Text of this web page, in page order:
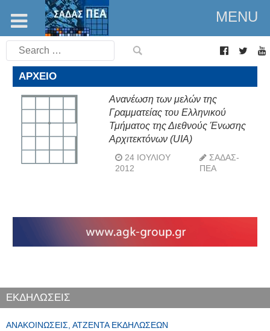
MENU
Search
for:
ΑΡΧΕΊΟ
Aνανέωση των μελών της
Γραμματείας του Ελληνικού
Τμήματος της Διεθνούς Ένωσης
Αρχιτεκτόνων (UIA)
24 ΙΟΥΛΊΟΥ
2012
ΣΑΔΑΣ-
ΠΕΑ
ΕΚΔΗΛΩΣΕΙΣ
ΑΝΑΚΟΙΝΏΣΕΙΣ, ΑΤΖΈΝΤΑ ΕΚΔΗΛΏΣΕΩΝ